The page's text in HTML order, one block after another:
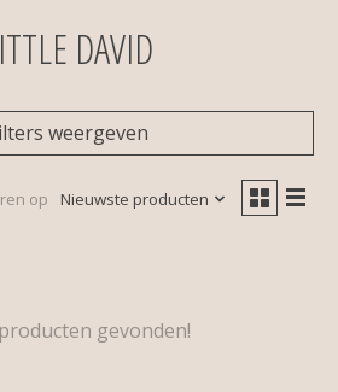
DAVID
weergeven
op Nieuwste producten
gevonden!